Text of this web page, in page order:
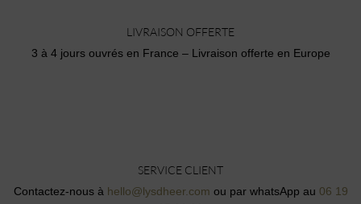
LIVRAISON OFFERTE
3 à 4 jours ouvrés en France – Livraison offerte en Europe
SERVICE CLIENT
Contactez-nous à hello@lysdheer.com ou par whatsApp au 06 19